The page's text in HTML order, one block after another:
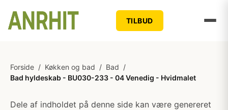
TILBUD
Forside / Køkken og bad / Bad /
Bad hyldeskab - BU030-233 - 04 Venedig - Hvidmalet
Dele af indholdet på denne side kan være genereret